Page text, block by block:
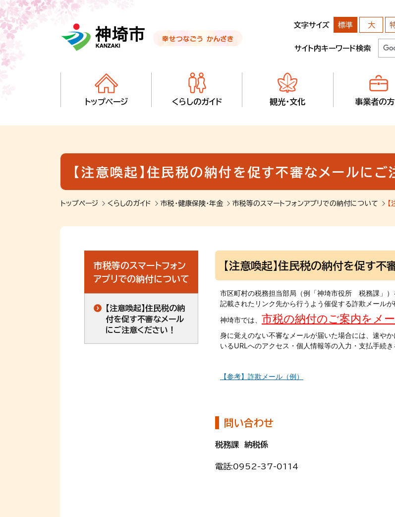
音声読み上げ用ナビゲーションです。
本文へ移動します
ページ最後（フッター）へ移動します
音声読み上げ用ナビゲーションはここまでです。
文字サイズ 標準 大
サイト内キーワード検索
トップページ くらしのガイド 観光・文化 事業者の
【注意喚起】住民税の納付を促す不審なメールにご
トップページ くらしのガイド 市税・健康保険・年金 市税等のスマートフォンアプリでの納付について
【注意喚起】住民税の納付を促す不
市区町村の税務担当部局（例「神埼市役所 税務課」
記載されたリンク先から行うよう催促する詐欺メールが
神埼市では、 市税の納付のご案内をメ
身に覚えのない不審なメールが届いた場合には、速や
いるURLへのアクセス・個人情報等の入力・支払手続
【参考】詐欺メール（例）
問い合わせ
税務課 納税係
電話:0952-37-0114
市税等のスマートフォン
アプリでの納付について
【注意喚起】住民税の納
付を促す不審なメール
にご注意ください！